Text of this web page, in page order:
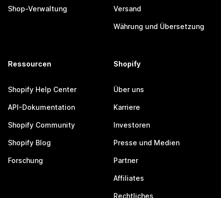
Shop-Verwaltung Versand
Währung und Übersetzung
Ressourcen
Shopify Help Center
API-Dokumentation
Shopify Community
Shopify Blog
Forschung
Shopify
Über uns
Karriere
Investoren
Presse und Medien
Partner
Affiliates
Rechtliches